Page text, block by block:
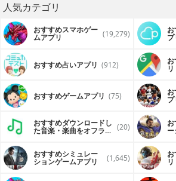
世界的IT企業のプリンスで、超人気モデル
「お前が言ったんだろう？ずっと一緒だっ
カメラの中では甘いカレだけど、カメラ
も、どうやら訳があるみたい……？
・久我 遊真（くが ゆうま）
アパレル企業『UNBLACK』の御曹司で天
「もっと沢山、君に触れたい」
甘く優しい彼。遊び人と言われているけ
そのほか、石油大国の王子様や世界的有名
スな貴族など多彩なセレブたちがアナタ
***
大人気のアリスマティック無料恋愛ゲー
場
カリスマCEOに、大企業の御曹司、天才
ャス王子に、ミステリアスな貴族まで……！
６人のセレブ男性たちのシンデレラとな
けれど、シンデレラはプロデューサーか
の指令に絶対服従！？
人気カテゴリ
おすすめスマホゲー
ムアプリ (19,279) プ
おすすめ占いアプリ (912) リ
おすすめゲームアプリ (75) プ
おすすめダウンロードし
た音楽・楽曲をオフライ (20)
おすすめシミュレー
ションゲームアプリ (1,645) リ